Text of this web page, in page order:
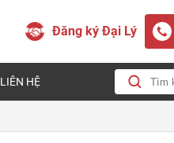
Đăng ký Đại Lý
LIÊN HỆ